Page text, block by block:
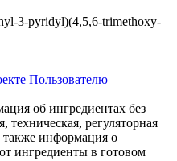
3-pyridyl)(4,5,6-trimethoxy-
Пользователю
об ингредиентах без
регуляторная
также информация о
ингредиенты в готовом